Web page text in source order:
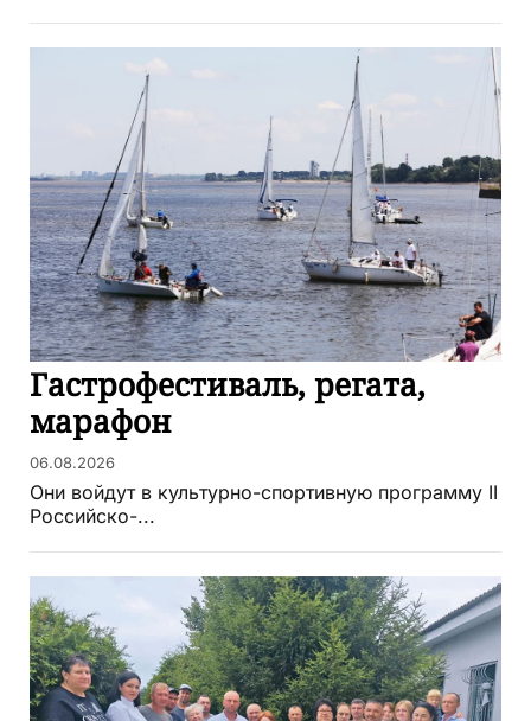
Гастрофестиваль, регата,
марафон
06.08.2026
Они войдут в культурно-спортивную программу II
Российско-...